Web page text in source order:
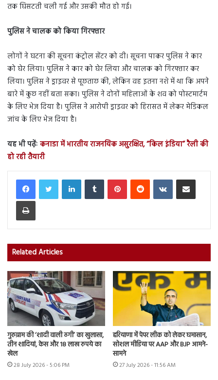
तक घिसटती चली गई और उसकी मौत हो गई।
पुलिस ने चालक को किया गिरफ्तार
लोगों ने घटना की सूचना कंट्रोल सेंटर को दी। सूचना पाकर पुलिस ने कार
को घेर लिया। पुलिस ने कार को घेर लिया और चालक को गिरफ्तार कर
लिया। पुलिस ने ड्राइवर से पूछताछ की, लेकिन वह इतना नशे में था कि अपने
बारे में कुछ नहीं बता सका। पुलिस ने दोनों महिलाओं के शव को पोस्टमार्टम
के लिए भेज दिया है। पुलिस ने आरोपी ड्राइवर को हिरासत में लेकर मेडिकल
जांच के लिए भेज दिया है।
यह भी पढ़ेंः कनाडा में भारतीय राजनयिक असुरक्षित, “किल इंडिया” रैली की
हो रही तैयारी
LinkedInTumblr PinterestReddit VKontakteShare via Email
Print
Related Articles
गुरुग्राम की ‘शादी वाली ठगी’ का खुलासा,
तीन शादियां, केस और 18 लाख रुपये का
खेल
28 July 2026 - 5:06 PM
हरियाणा में पेपर लीक को लेकर घमासान,
सोशल मीडिया पर AAP और BJP आमने-
सामने
27 July 2026 - 11:56 AM